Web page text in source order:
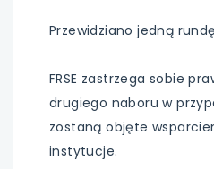
Przewidziano jedną
FRSE zastrzega sobie
drugiego naboru w
zostaną objęte
instytucje.